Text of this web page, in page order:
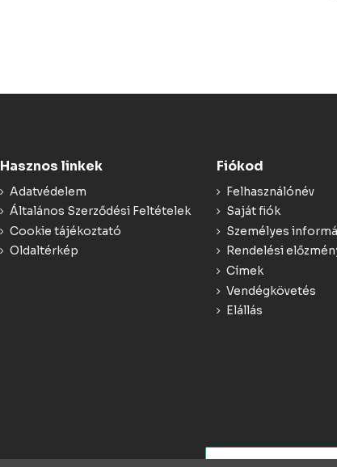
Hasznos linkek
Adatvédelem
Általános Szerződési Feltételek
Cookie tájékoztató
Oldaltérkép
Fiókod
Felhasználónév
Saját fiók
Személyes
Rendelési
Címek
Vendégkövetés
Elállás